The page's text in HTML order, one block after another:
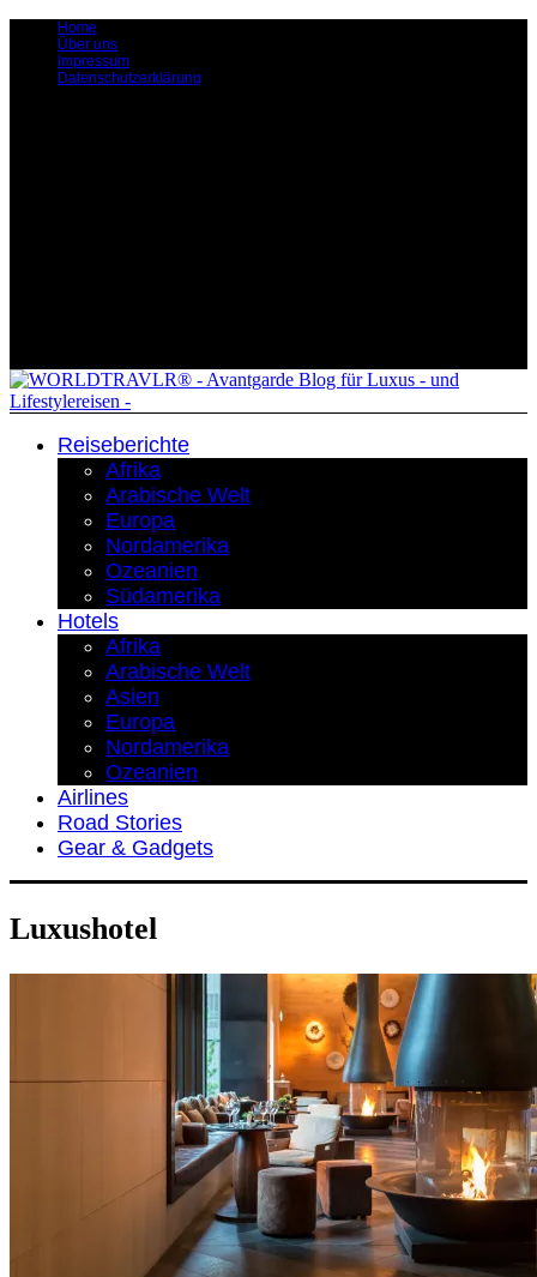
Home
Über uns
Impressum
Datenschutzerklärung
Reiseberichte
Afrika
Arabische Welt
Europa
Nordamerika
Ozeanien
Südamerika
Hotels
Afrika
Arabische Welt
Asien
Europa
Nordamerika
Ozeanien
Airlines
Road Stories
Gear & Gadgets
Luxushotel